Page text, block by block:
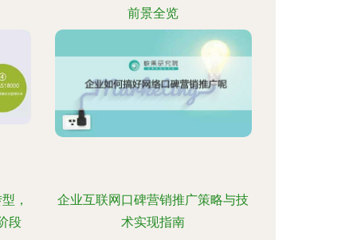
前景全览
，
段
企业互联网口碑营销推广策略与技
术实现指南